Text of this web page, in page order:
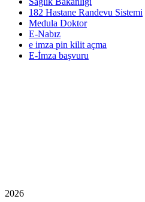
182 Hastane Randevu Sistemi
Medula Doktor
E-Nabız
e imza pin kilit açma
E-İmza başvuru
2026